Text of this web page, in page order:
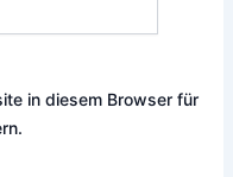
in diesem Browser für